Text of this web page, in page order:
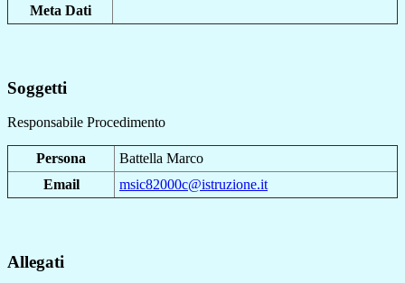
Meta Dati
Soggetti
Responsabile Procedimento
Persona
Battella Marco
Email
msic82000c@istruzione.it
Allegati